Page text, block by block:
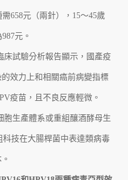
658元（兩針），15～45歲
元。
床試驗分析報告顯示，國產疫
效力上和相關癌前病變指標
疫苗，且不良反應輕微。
胞生產體系或重組釀酒酵母生
技在大腸桿菌中表達類病毒